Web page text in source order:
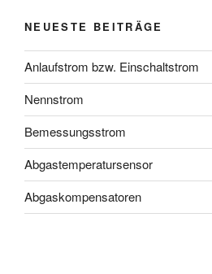
NEUESTE BEITRÄGE
Anlaufstrom bzw. Einschaltstrom
Nennstrom
Bemessungsstrom
Abgastemperatursensor
Abgaskompensatoren